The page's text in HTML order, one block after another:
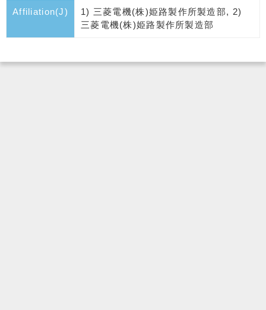
Affiliation(J)
1) 三菱電機(株)姫路製作所製造部, 2)
三菱電機(株)姫路製作所製造部